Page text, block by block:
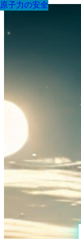
原子力の安全
原子力の安全
原子力の安全
原子力の安全
原子力の安全
原子力の安全
原子力の安全
原子力の安全
原子力の安全